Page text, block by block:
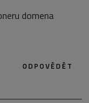
domena
ODPOVĚDĚT